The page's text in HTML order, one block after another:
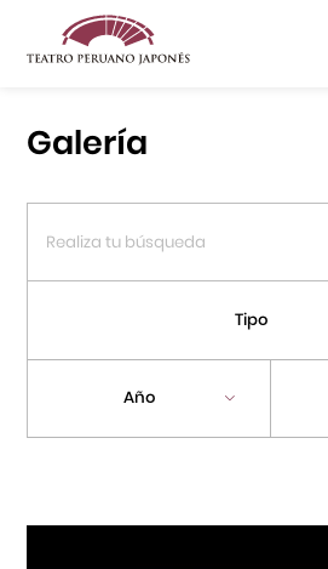
Centro Cultural Peruano
Galería
Tipo
Año